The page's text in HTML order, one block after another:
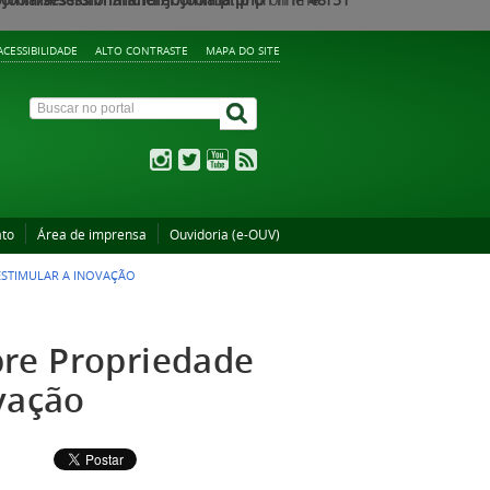
ALTO CONTRASTE MAPA DO SITE
Área de imprensa Ouvidoria (e-OUV)
A INOVAÇÃO
Propriedade